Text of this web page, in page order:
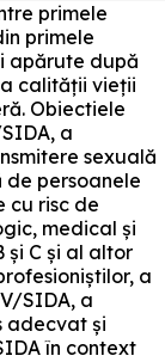
primele
primele
apărute după
calității vieții
Obiectiele
a
sexuală
persoanele
cu risc de
medical și
și C și al altor
a
SIDA, a
adecvat și
în context